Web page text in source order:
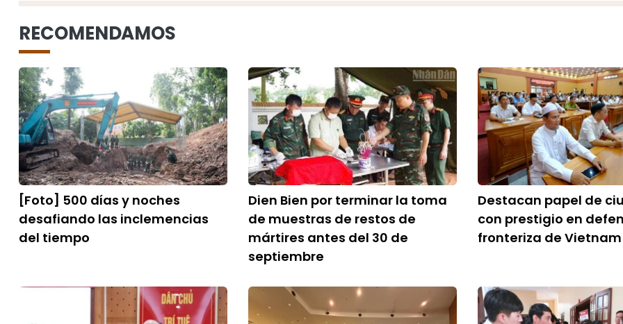
RECOMENDAMOS
[Foto] 500 días y noches
desafiando las inclemencias
del tiempo
Dien Bien por terminar la toma
de muestras de restos de
mártires antes del 30 de
septiembre
Destacan papel de
con prestigio en
fronteriza de Vietnam